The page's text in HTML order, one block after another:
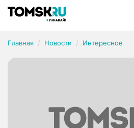
Главная Новости Интересное